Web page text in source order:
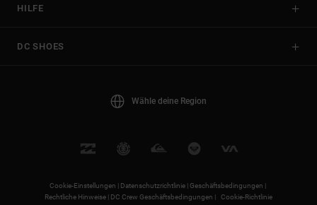
HILFE
DC SHOES
Wähle deine Region
Cookie-Einstellungen | Datenschutzrichtlinie |Geschäftsbedingungen |
Rechtliche Hinweise | DC Crew Geschäftsbedingungen |
Cookie-Richtlinie